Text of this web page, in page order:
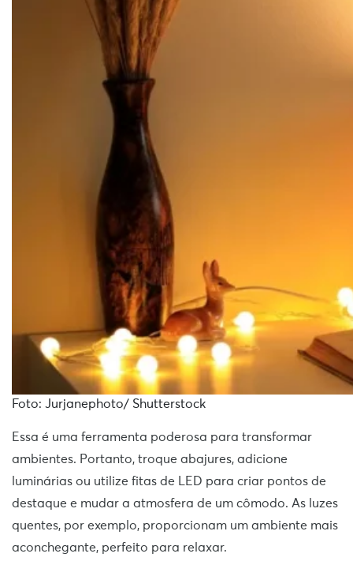
Foto: Jurjanephoto/ Shutterstock
Essa é uma ferramenta poderosa para transformar
ambientes. Portanto, troque abajures, adicione
luminárias ou utilize fitas de LED para criar pontos de
destaque e mudar a atmosfera de um cômodo. As luzes
quentes, por exemplo, proporcionam um ambiente mais
aconchegante, perfeito para relaxar.